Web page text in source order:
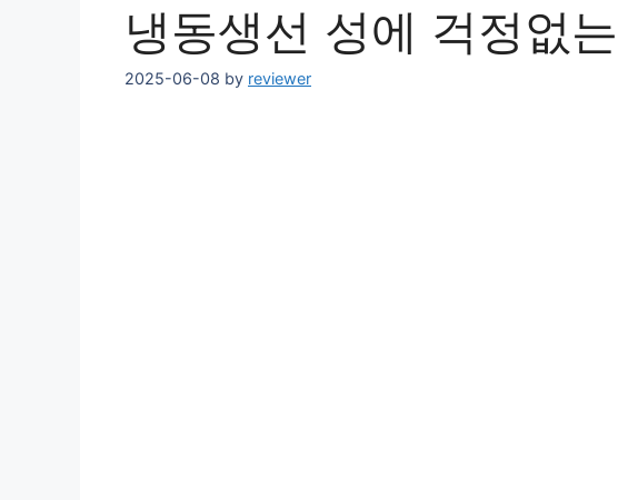
냉동생선 성에 걱정없
2025-06-08 by reviewer